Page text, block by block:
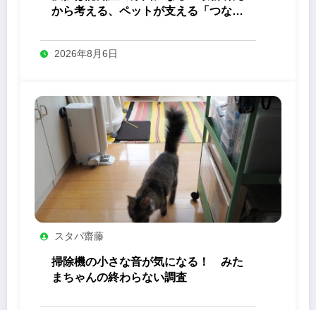
から考える、ペットが支える「つなが
2026年8月6日
スタパ齋藤
掃除機の小さな音が気になる！ みた
まちゃんの終わらない調査